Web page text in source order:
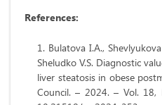
References:
Bulatova I.A.,
Sheludko V.S. Diagnostic
liver steatosis in obese
Council. – 2024. – Vol.